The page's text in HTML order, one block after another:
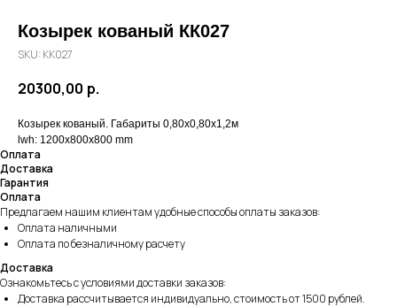
Козырек кованый КК027
SKU: КК027
20300,00 р.
Козырек кованый. Габариты 0,80х0,80х1,2м
lwh: 1200x800x800 mm
Оплата
Доставка
Гарантия
Оплата
Предлагаем нашим клиентам удобные способы оплаты заказов:
Оплата наличными
Оплата по безналичному расчету
Доставка
Ознакомьтесь с условиями доставки заказов:
Доставка рассчитывается индивидуально, стоимость от 1500 рублей.